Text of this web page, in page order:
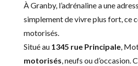
À Granby, l’adrénaline a une
simplement de vivre plus fort, ce
motorisés.
Situé au 1345 rue Principale,
motorisés, neufs ou